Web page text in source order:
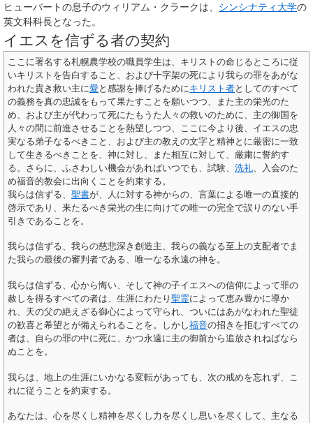
ヒューバートの息子のウィリアム・クラークは、 シンシナティ大学の
英文科科長となった。
イエスを信ずる者の契約
ここに署名する札幌農学校の職員学生は、キリストの命じるところに従
いキリストを告白すること、および十字架の死により我らの罪をあがな
われた貴き救い主に愛と感謝を捧げるために キリスト者としてのすべて
の義務を真の忠誠をもって果たすことを願いつつ、また主の栄光のた
め、および主が代わって死にたもうた人々の救いのために、主の御国を
人々の間に前進させることを熱望しつつ、ここに今より後、イエスの忠
実なる弟子なるべきこと、および主の教えの文字と精神とに厳密に一致
して生きるべきことを、神に対し、また相互に対して、厳粛に誓約す
る。さらに、ふさわしい機会があればいつでも、試験、 洗礼 、入会のた
め福音的教会に出向くことを約束する。
我らは信ずる、 聖書が、人に対する神からの、言葉による唯一の直接的
啓示であり、来たるべき栄光の生に向けての唯一の完全で誤りのない手
引きであることを。
我らは信ずる、我らの慈悲深き創造主、我らの義なる至上の支配者でま
た我らの最後の審判者である、唯一なる永遠の神を。
我らは信ずる、心から悔い、そして神の子イエスへの信仰によって罪の
赦しを得るすべての者は、生涯にわたり 聖霊によって恵み豊かに導か
れ、天の父の絶えざる御心によって守られ、ついにはあがなわれた聖徒
の歓喜と希望とが備えられることを。しかし福音の招きを拒むすべての
者は、自らの罪の中に死に、かつ永遠に主の御前から追放されねばなら
ぬことを。
我らは、地上の生涯にいかなる変転があっても、次の戒めを忘れず、こ
れに従うことを約束する。
あなたは、心を尽くし精神を尽くし力を尽くし思いを尽くして、主なる